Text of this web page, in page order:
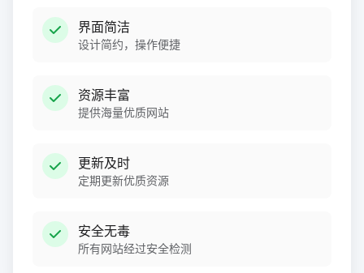
界面简洁
设计简约，操作便捷
资源丰富
提供海量优质网站
更新及时
定期更新优质资源
安全无毒
所有网站经过安全检测